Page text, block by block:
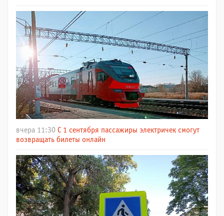
вчера 11:30 С 1 сентября пассажиры электричек смогут
возвращать билеты онлайн